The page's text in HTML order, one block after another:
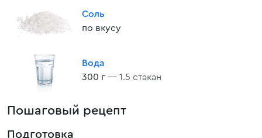
Соль
по вкусу
Вода
300 г — 1.5 стакан
Пошаговый рецепт
Подготовка